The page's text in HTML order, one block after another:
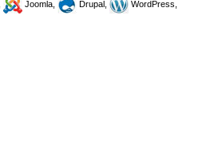
Joomla, Drupal,
WordPress,